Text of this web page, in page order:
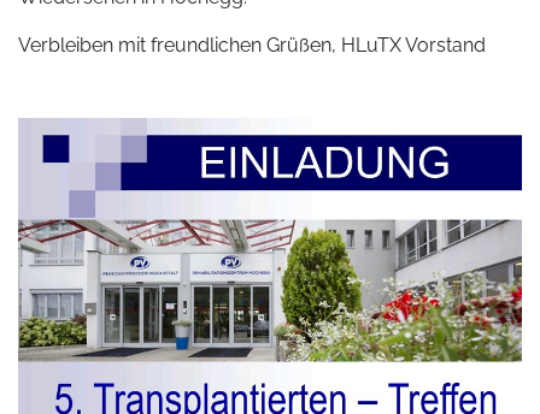
Verbleiben mit freundlichen Grüßen, HLuTX Vorstand